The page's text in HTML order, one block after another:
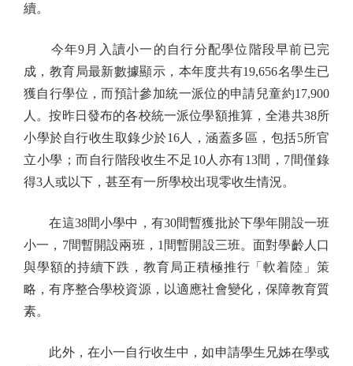
續。
今年9月入讀小一的自行分配學位階段早前已完
成，教育局最新數據顯示，本年度共有19,656名學生已
獲自行學位，而預計參加統一派位的申請兒童約17,900
人。按昨日發布的各校統一派位學額推算，全港共38所
小學於自行收生取錄少於16人，涵蓋多區，包括5所官
立小學；而自行階段收生不足10人亦有13間，7間僅錄
得3人或以下，甚至有一所學校出現零收生情況。
在這38間小學中，有30間暫獲批於下學年開設一班
小一，7間暫開設兩班，1間暫開設三班。面對學齡人口
與學額的持續下跌，教育局正積極推行「軟着陸」策
略，有序整合學校資源，以適應社會變化，保障教育質
素。
此外，在小一自行收生中，如申請學生兄姊在學或